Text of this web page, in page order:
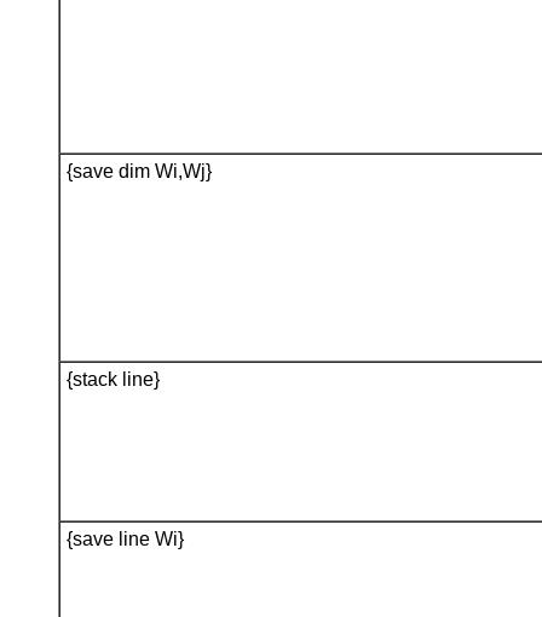
{save dim Wi,Wj}
{stack line}
{save line Wi}